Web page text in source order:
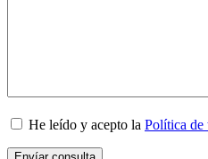
He leído y acepto la Política de